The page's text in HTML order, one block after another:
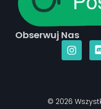
Obserwuj Nas
© 2026